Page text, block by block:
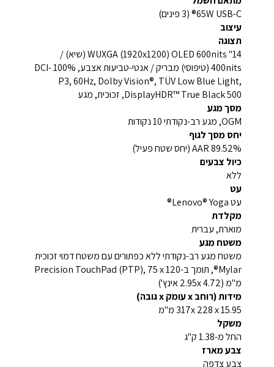
65W USB-C® (3 פינים)
עיצוב
תצוגה
14" WUXGA (1920x1200) OLED 600nits (שיא) /
400nits (טיפוסי) מבריק / אנטי-טביעות אצבע, 100% DCI-
P3, 60Hz, Dolby Vision®, TÜV Low Blue Light,
DisplayHDR™ True Black 500, זכוכית, מגע
מסך מגע
OGM, מגע רב-נקודתי 10 נקודות
יחס מסך לגוף
89.52% AAR (יחס שטח פעיל)
כיול צבעים
ללא
עט
עט Lenovo® Yoga®
מקלדת
מוארת, עברית
משטח מגע
משטח מגע רב-נקודתי ללא כפתורים עם משטח דמוי זכוכית
Mylar®, תומך ב-Precision TouchPad (PTP), 75 x 120
מ"מ (2.95x 4.72 אינץ')
מידות (רוחב x עומק x גובה)
317x 228 x 15.95 מ"מ
משקל
החל מ-1.38 ק"ג
צבע מארז
צבע צדפה